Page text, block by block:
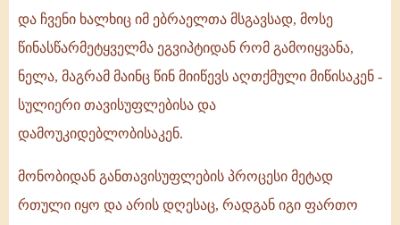
და ჩვენი ხალხიც იმ ებრაელთა მსგავსად, მოსე
წინასწარმეტყველმა ეგვიპტიდან რომ გამოიყვანა,
ნელა, მაგრამ მაინც წინ მიიწევს აღთქმული მიწისაკენ -
სულიერი თავისუფლებისა და
დამოუკიდებლობისაკენ.
მონობიდან განთავისუფლების პროცესი მეტად
რთული იყო და არის დღესაც, რადგან იგი ფართო